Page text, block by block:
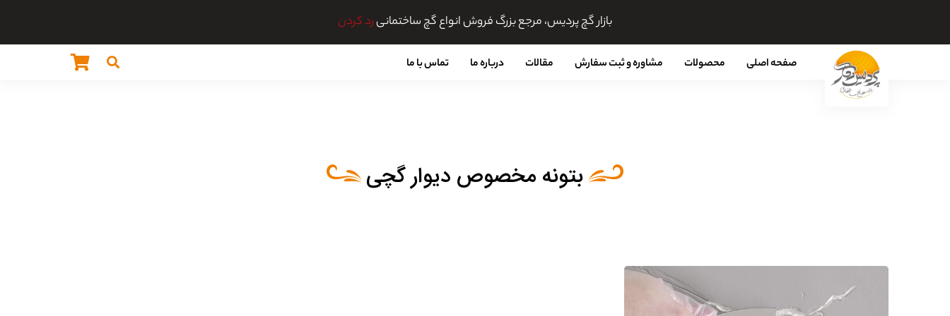
بازار گچ پردیس، مرجع بزرگ فروش انواع گچ ساختمانیرد کردن
صفحه اصلی محصولات مشاوره و ثبت سفارش مقالات درباره ما تماس با ما
بتونه مخصوص دیوار گچی